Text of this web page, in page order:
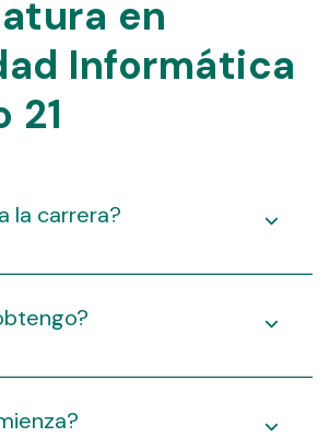
en
Informática
21
la carrera?